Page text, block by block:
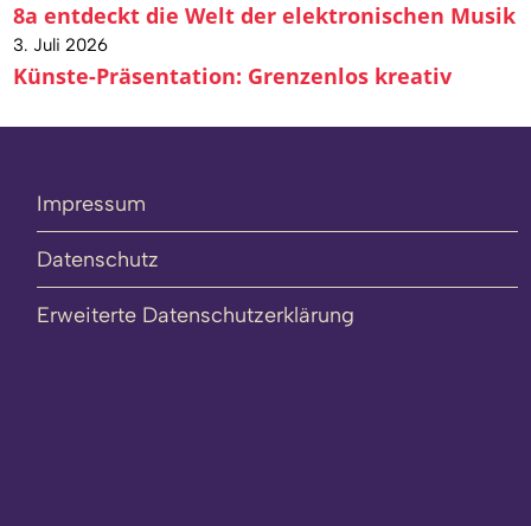
8a entdeckt die Welt der elektronischen Musik
3. Juli 2026
Künste-Präsentation: Grenzenlos kreativ
Impressum
Datenschutz
Erweiterte Datenschutzerklärung